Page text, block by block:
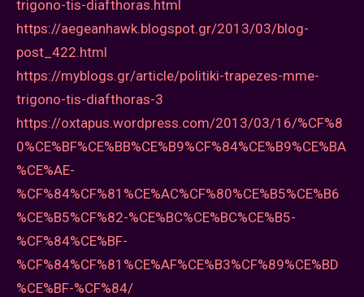
trigono-tis-diafthoras.html
https://aegeanhawk.blogspot.gr/2013/03/blog-
post_422.html
https://myblogs.gr/article/politiki-trapezes-mme-
trigono-tis-diafthoras-3
https://oxtapus.wordpress.com/2013/03/16/%CF%8
0%CE%BF%CE%BB%CE%B9%CF%84%CE%B9%CE%BA
%CE%AE-
%CF%84%CF%81%CE%AC%CF%80%CE%B5%CE%B6
%CE%B5%CF%82-%CE%BC%CE%BC%CE%B5-
%CF%84%CE%BF-
%CF%84%CF%81%CE%AF%CE%B3%CF%89%CE%BD
%CE%BF-%CF%84/